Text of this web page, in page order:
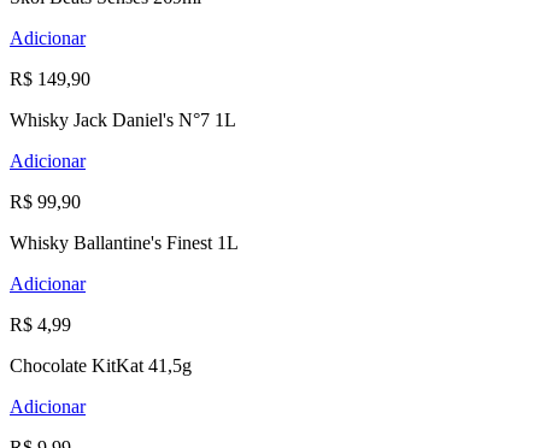
Adicionar
R$ 149,90
Whisky Jack Daniel's N°7 1L
Adicionar
R$ 99,90
Whisky Ballantine's Finest 1L
Adicionar
R$ 4,99
Chocolate KitKat 41,5g
Adicionar